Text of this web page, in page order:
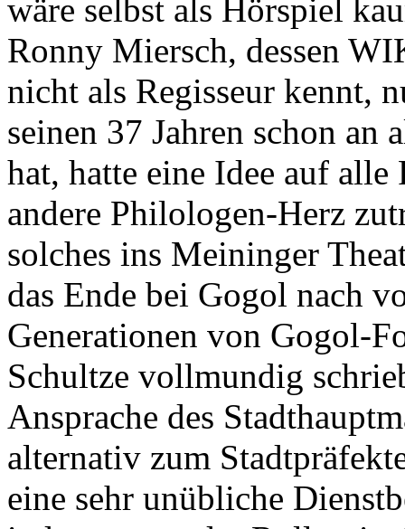
wäre selbst als Hörspiel
Ronny Miersch, dessen
nicht als Regisseur kennt,
seinen 37 Jahren schon an
hat, hatte eine Idee auf
andere Philologen-Herz
solches ins Meininger
das Ende bei Gogol nach
Generationen von Gogol-
Schultze vollmundig
Ansprache des
alternativ zum
eine sehr unübliche